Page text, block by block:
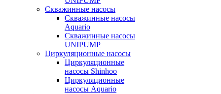
Скважинные насосы
Скважинные насосы
Aquario
Скважинные насосы
UNIPUMP
Циркуляционные насосы
Циркуляционные
насосы Shinhoo
Циркуляционные
насосы Aquario